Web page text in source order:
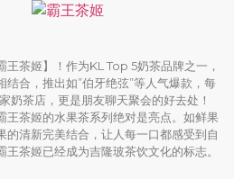
茶姬】！作为KL Top 5奶茶品牌之一，
合，推出如”伯牙绝弦”等人气爆款，每
奶茶店，更是朋友聊天聚会的好去处！
王茶姬的水果茶系列绝对是亮点。如鲜果
的清新完美结合，让人每一口都感受到自
茶姬已经成为吉隆玻茶饮文化的标志。